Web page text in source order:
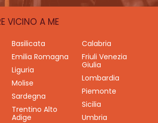
VICINO A ME
Basilicata
Calabria
Emilia Romagna
Friuli Venezia
Giulia
Liguria
Lombardia
Molise
Piemonte
Sardegna
Sicilia
Trentino Alto
Adige
Umbria